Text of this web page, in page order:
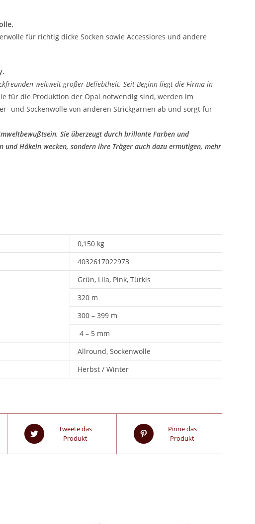
für richtig dicke Socken sowie Accessiores und andere
weltweit großer Beliebtheit. Seit Beginn liegt die Firma in
für die Produktion der Opal notwendig sind, werden im
und Sockenwolle von anderen Strickgarnen ab und sorgt für
Sie überzeugt durch brillante Farben und
Häkeln wecken, sondern ihre Träger auch dazu ermutigen, mehr
0,150 kg
4032617022973
Grün, Lila, Pink, Türkis
320 m
300 – 399 m
4 – 5 mm
Allround, Sockenwolle
Herbst / Winter
Tweete das
Produkt
Pinne das
Produkt